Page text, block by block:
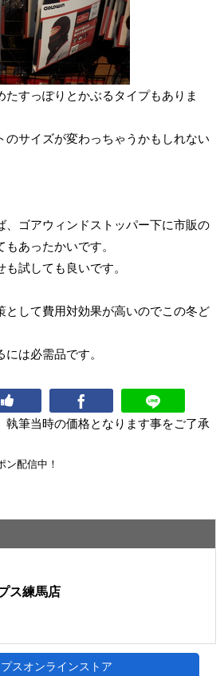
たすっぽりとかぶるタイプもありま
のサイズが変わっちゃうかもしれない
、ゴアウィンドストッパー下に市販の
あったかいです。
試しても良いです。
として費用対効果が高いのでこの冬ど
には必需品です。
筆当時の価格となります事をご了承
ン配信中！
ス練馬店
スオンラインストア